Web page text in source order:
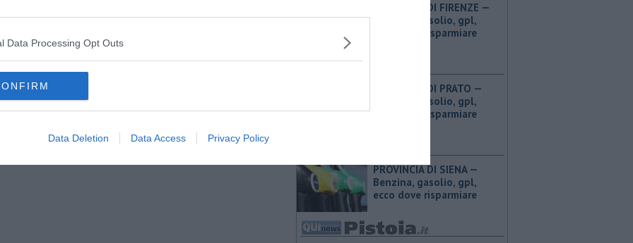
Data Processing Opt Outs
Data Deletion Data Access Privacy Policy
PROVINCIA DI FIRENZE — ​
Benzina, gasolio, gpl,
ecco dove risparmiare
PROVINCIA DI PRATO — ​
Benzina, gasolio, gpl,
ecco dove risparmiare
PROVINCIA DI SIENA — ​
Benzina, gasolio, gpl,
ecco dove risparmiare